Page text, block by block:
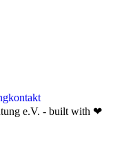
kontakt
e.V. - built with ❤